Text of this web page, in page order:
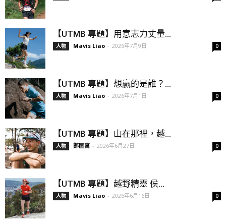
【UTMB 專題】用意志力丈量...
人物 Mavis Liao - 2026年7月9日 0
【UTMB 專題】想贏的是誰？...
人物 Mavis Liao - 2026年7月1日 0
【UTMB 專題】山在那裡，越...
人物 鄭匡寓 - 2026年6月27日 0
【UTMB 專題】越野精靈 侯...
人物 Mavis Liao - 2026年6月16日 0